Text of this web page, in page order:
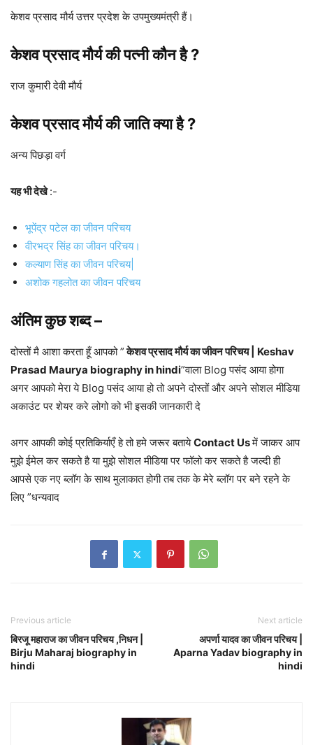
केशव प्रसाद मौर्य उत्तर प्रदेश के उपमुख्यमंत्री हैं।
केशव प्रसाद मौर्य की पत्नी कौन है ?
राज कुमारी देवी मौर्य
केशव प्रसाद मौर्य की जाति क्या है ?
अन्य पिछड़ा वर्ग
यह भी देखे:-
भूपेंद्र पटेल का जीवन परिचय
वीरभद्र सिंह का जीवन परिचय।
कल्याण सिंह का जीवन परिचय|
अशोक गहलोत का जीवन परिचय
अंतिम कुछ शब्द –
दोस्तों मै आशा करता हूँ आपको ”केशव प्रसाद मौर्य का जीवन परिचय | Keshav
Prasad Maurya biography in hindi”वाला Blog पसंद आया होगा
अगर आपको मेरा ये Blog पसंद आया हो तो अपने दोस्तों और अपने सोशल मीडिया
अकाउंट पर शेयर करे लोगो को भी इसकी जानकारी दे
अगर आपकी कोई प्रतिकिर्याएँ हे तो हमे जरूर बतायेContact Usमें जाकर आप
मुझे ईमेल कर सकते है या मुझे सोशल मीडिया पर फॉलो कर सकते है जल्दी ही
आपसे एक नए ब्लॉग के साथ मुलाकात होगी तब तक के मेरे ब्लॉग पर बने रहने के
लिए ”धन्यवाद
Previous article
बिरजू महाराज का जीवन परिचय ,निधन |
Birju Maharaj biography in
hindi
Next article
अपर्णा यादव का जीवन परिचय |
Aparna Yadav biography in
hindi